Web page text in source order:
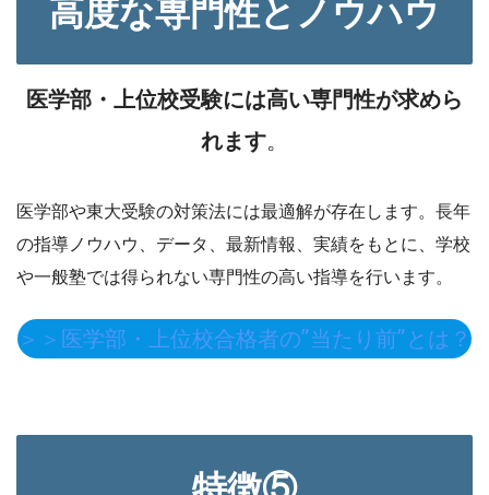
高度な専門性とノウハウ
医学部・上位校受験には高い専門性が求めら
れます
医学部や東大受験の対策法には最適解が存在します。長年
の指導ノウハウ、データ、最新情報、実績をもとに、学校
や一般塾では得られない専門性の高い指導を行います。
＞＞医学部・上位校合格者の”当たり前”とは？
特徴⑤